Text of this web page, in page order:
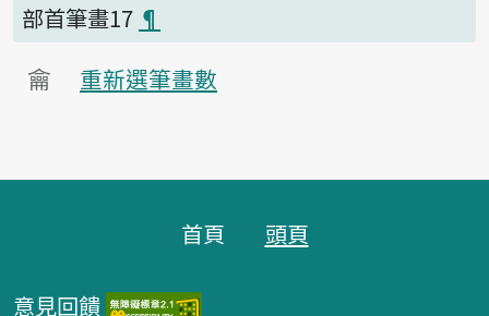
部首筆畫17 ¶
龠 重新選筆畫數
首頁 頭頁
意見回饋